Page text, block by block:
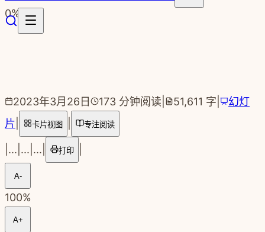
跳转到主要内容
0%
2023年3月26日 173 分钟阅读 51,611 字
幻灯
片
卡片视图 专注阅读
... ... ... 打印
A-
100%
A+